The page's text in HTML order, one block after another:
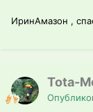
ИринАмазон ,
Tota-